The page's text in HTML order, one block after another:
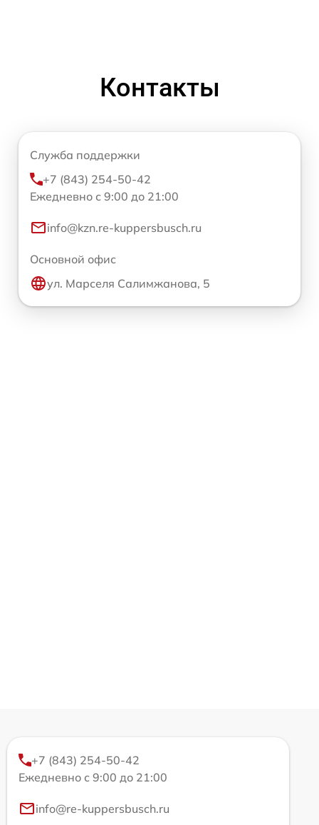
Контакты
Служба поддержки
+7 (843) 254-50-42
Ежедневно с 9:00 до 21:00
info@kzn.re-kuppersbusch.ru
Основной офис
ул. Марселя Салимжанова, 5
+7 (843) 254-50-42
Ежедневно с 9:00 до 21:00
info@re-kuppersbusch.ru